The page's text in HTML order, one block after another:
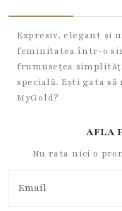
Expresiv, elegant și
feminitatea într-o
frumusețea
specială. Ești gata
MyGold?
AFLA
Nu rata nici o